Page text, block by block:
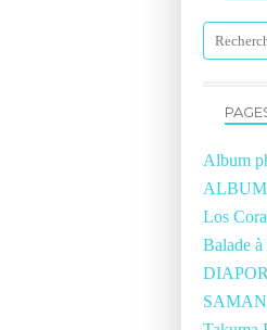
Album
ALBUM
Los
Balade